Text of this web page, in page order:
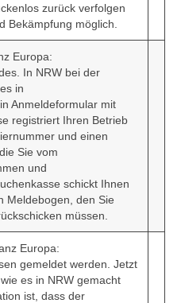
zurück verfolgen
Bekämpfung möglich.
Europa:
In NRW bei der
in
Anmeldeformular mit
registriert Ihren Betrieb
und einen
Sie vom
und
schickt Ihnen
Meldebogen, den Sie
müssen.
Europa:
gemeldet werden. Jetzt
es in NRW gemacht
ist, dass der